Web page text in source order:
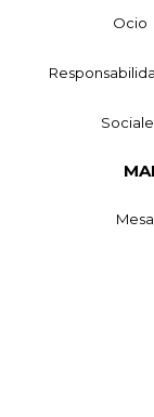
Ocio